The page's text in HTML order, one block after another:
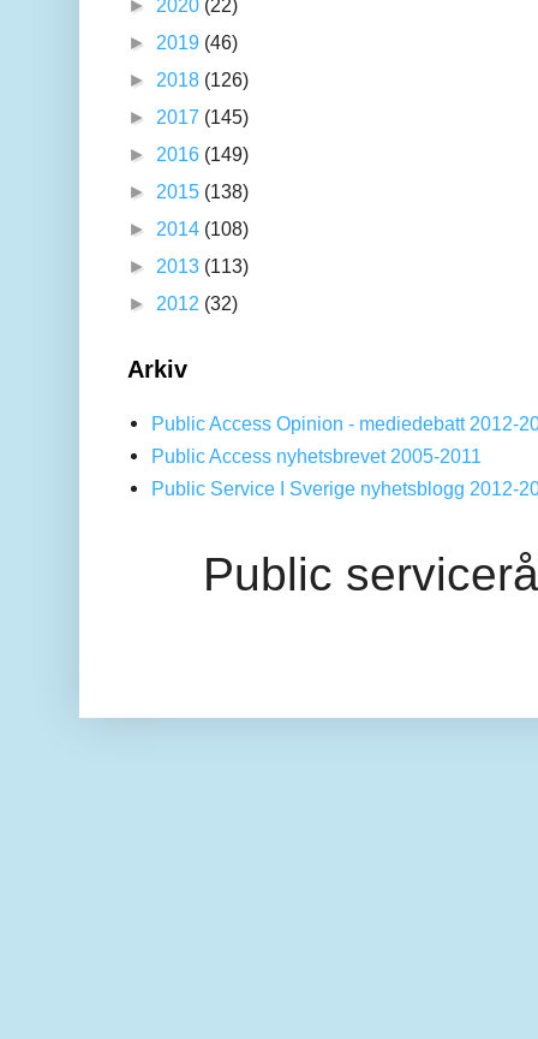
► 2019 (46)
► 2018 (126)
► 2017 (145)
► 2016 (149)
► 2015 (138)
► 2014 (108)
► 2013 (113)
► 2012 (32)
Arkiv
Public Access Opinion - mediedebatt 2012-
Public Access nyhetsbrevet 2005-2011
Public Service I Sverige nyhetsblogg 2012-
Public